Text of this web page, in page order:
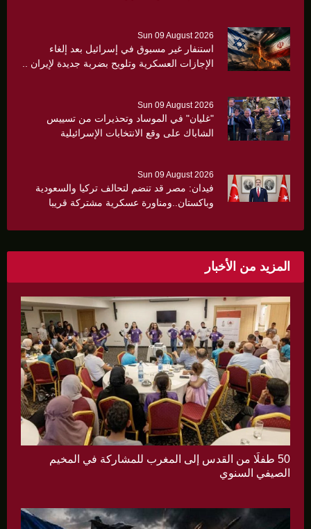
Sun 09 August 2026
استنفار غير مسبوق في إسرائيل بعد إلغاء
الإجازات العسكرية وتلويح بضربة جديدة لإيران ..
Sun 09 August 2026
"غليان" في الموساد وتحذيرات من تسييس
الشاباك على وقع الانتخابات الإسرائيلية
Sun 09 August 2026
فيدان: مصر قد تنضم لتحالف تركيا والسعودية
وباكستان..ومناورة عسكرية مشتركة قريبا
المزيد من الأخبار
50 طفلًا من القدس إلى المغرب للمشاركة في المخيم
الصيفي السنوي